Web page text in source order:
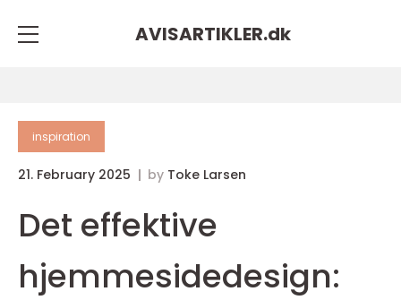
AVISARTIKLER.dk
inspiration
21. February 2025 by Toke Larsen
Det effektive
hjemmesidedesign: